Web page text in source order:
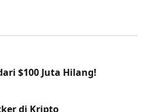
$100 Juta Hilang!
di Kripto